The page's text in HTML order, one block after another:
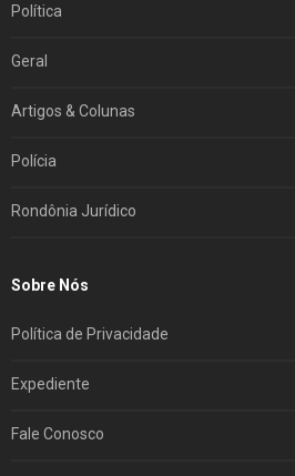
Política
Geral
Artigos & Colunas
Polícia
Rondônia Jurídico
Sobre Nós
Política de Privacidade
Expediente
Fale Conosco